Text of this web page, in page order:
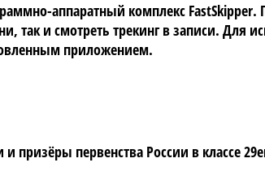
аппаратный комплекс
и смотреть трекинг в записи. Для
приложением.
первенства России в классе